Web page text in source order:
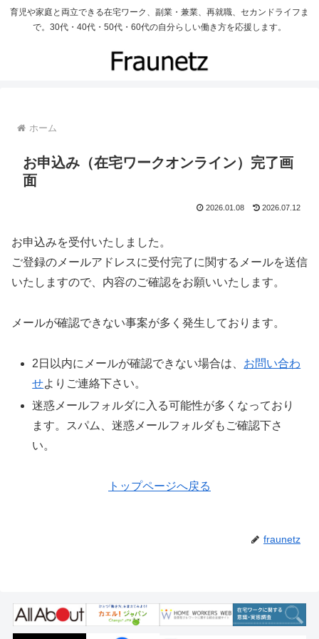
育児や家庭と両立できる在宅ワーク、副業・兼業、再就職、セカンドライフま
で。30代・40代・50代・60代の自分らしい働き方を応援します。
ホーム
お申込み（在宅ワークオンライン）完了画
面
2026.01.08 2026.07.12
お申込みを受付いたしました。
ご登録のメールアドレスに受付完了に関するメールを送信
いたしますので、内容のご確認をお願いいたします。
メールが確認できない事案が多く発生しております。
2日以内にメールが確認できない場合は、 お問い合わ
せよりご連絡下さい。
迷惑メールフォルダに入る可能性が多くなっており
ます。スパム、迷惑メールフォルダもご確認下さ
い。
トップページへ戻る
fraunetz